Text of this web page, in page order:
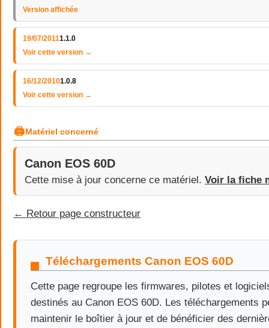
Version affichée
19/07/20111.1.0
Voir cette version →
16/12/20101.0.8
Voir cette version →
🖨Matériel concerné
Canon EOS 60D
Cette mise à jour concerne ce matériel. Voir la fiche
← Retour page constructeur
Téléchargements Canon EOS 60D
Cette page regroupe les firmwares, pilotes et
destinés au Canon EOS 60D. Les téléchargements
maintenir le boîtier à jour et de bénéficier des